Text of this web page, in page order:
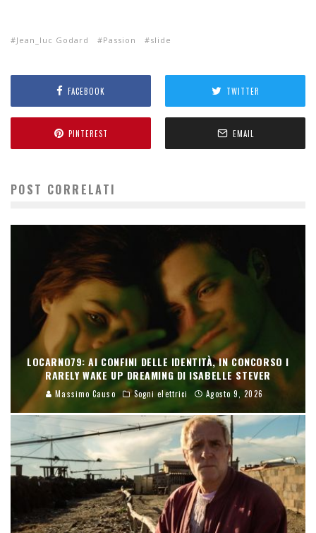
Jean_luc Godard Passion slide
FACEBOOK TWITTER
PINTEREST EMAIL
POST CORRELATI
LOCARNO79: AI CONFINI DELLE IDENTITÀ, IN CONCORSO I
RARELY WAKE UP DREAMING DI ISABELLE STEVER
Massimo Causo Sogni elettrici Agosto 9, 2026